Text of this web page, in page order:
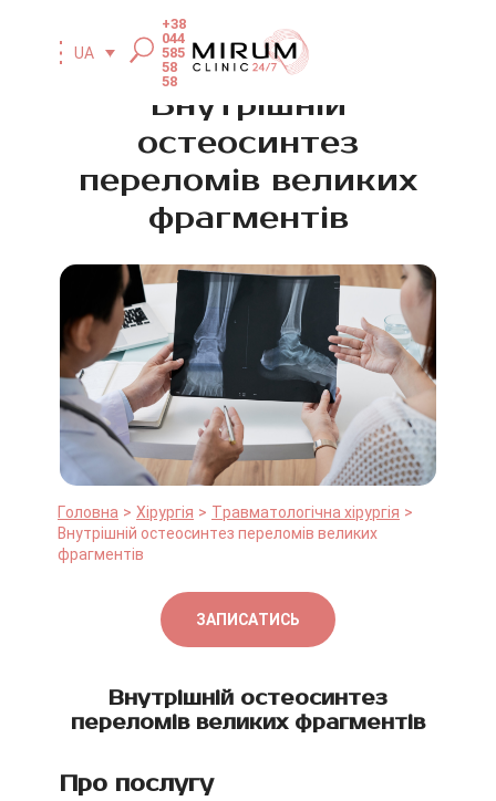
UA
+38
044
585
58
58
Внутрішній
остеосинтез
переломів великих
фрагментів
Головна Хірургія
Травматологічна хірургія
Внутрішній остеосинтез переломів великих
фрагментів
ЗАПИСАТИСЬ
Внутрішній остеосинтез
переломів великих фрагментів
Про послугу